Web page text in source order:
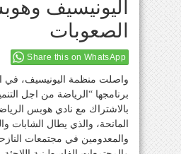
اليونيسيف
الصعوبات
Share this on WhatsApp
برنامجها “الرياضة من اجل
بالاشتراك مع نادي هوبس
المانحة، والذي يطال الشابات
والمعدومين في مجتمعات